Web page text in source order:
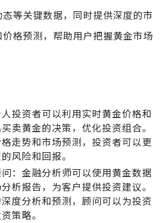
等关键数据，同时提供深度的市
格预测，帮助用户把握黄金市场
投资者可以利用实时黄金价格和
卖黄金的决策，优化投资组合。
走势和市场预测，投资者可以更
风险和回报。
：金融分析师可以使用黄金数据
析报告，为客户提供投资建议。
度分析和预测，顾问可以为投资
策略。